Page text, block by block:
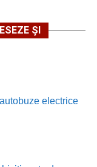
ȘI
electrice